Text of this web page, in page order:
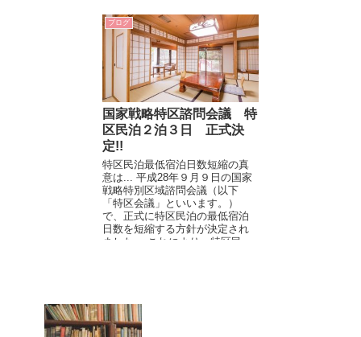
ブログ
国家戦略特区諮問会議 特
区民泊２泊３日 正式決
定!!
特区民泊最低宿泊日数短縮の真
意は... 平成28年９月９日の国家
戦略特別区域諮問会議（以下
「特区会議」といいます。）
で、正式に特区民泊の最低宿泊
日数を短縮する方針が決定され
ました。 これにより、特区民